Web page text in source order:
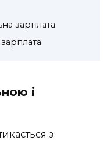
зарплата
і
з